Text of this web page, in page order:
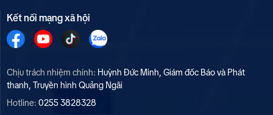
Kết nối mạng xã hội
Chịu trách nhiệm chính: Huỳnh Đức Minh, Giám đốc Báo và Phát
thanh, Truyền hình Quảng Ngãi
Hotline: 0255 3828328